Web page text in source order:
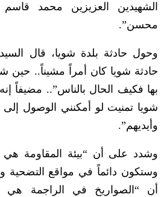
الشهيدين العزيزين محمد
محسن”.
وحول حادثة بلدة شويا، قال
حادثة شويا كان أمراً مشيناً.. حين
بها فكيف الحال بالناس”.. مضيفاً
شويا تمنيت لو أمكنني الوصول إلى
وأيديهم”.
وشدد على أن “بيئة المقاومة هي
وستكون دائماً في مواقع التضحية
أن “الصواريخ في الراجمة هي